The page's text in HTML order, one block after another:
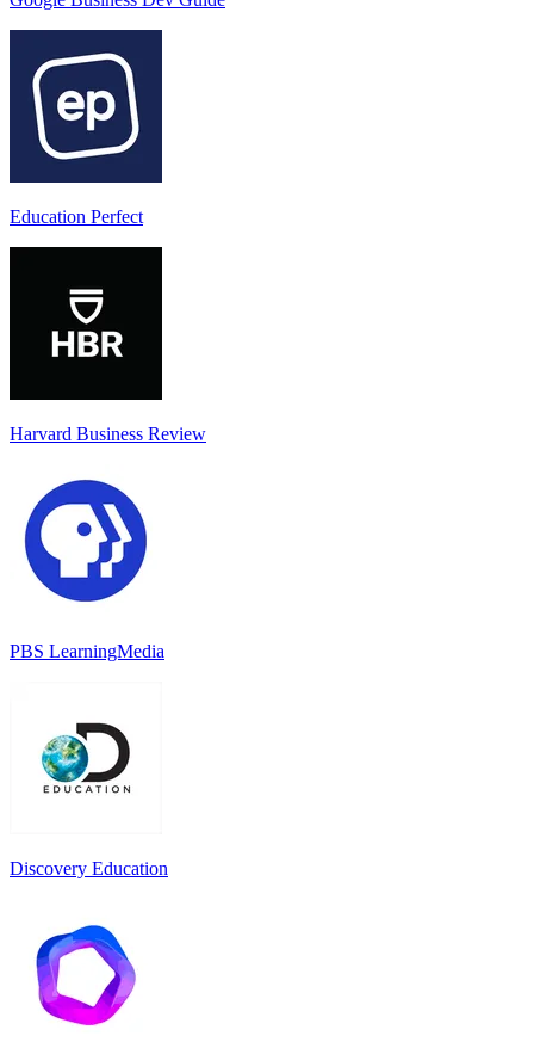
Education Perfect
Harvard Business Review
PBS LearningMedia
Discovery Education